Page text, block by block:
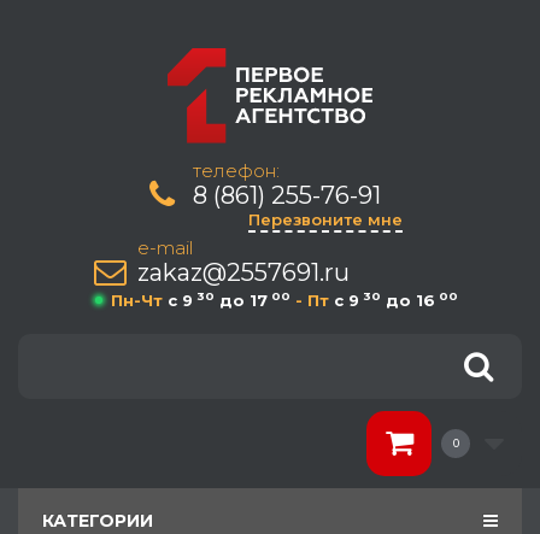
телефон:
8 (861) 255-76-91
Перезвоните мне
e-mail
zakaz@2557691.ru
Пн-Чт c 9 30 до 17 00 - Пт c 9 30 до 16 00
0
КАТЕГОРИИ